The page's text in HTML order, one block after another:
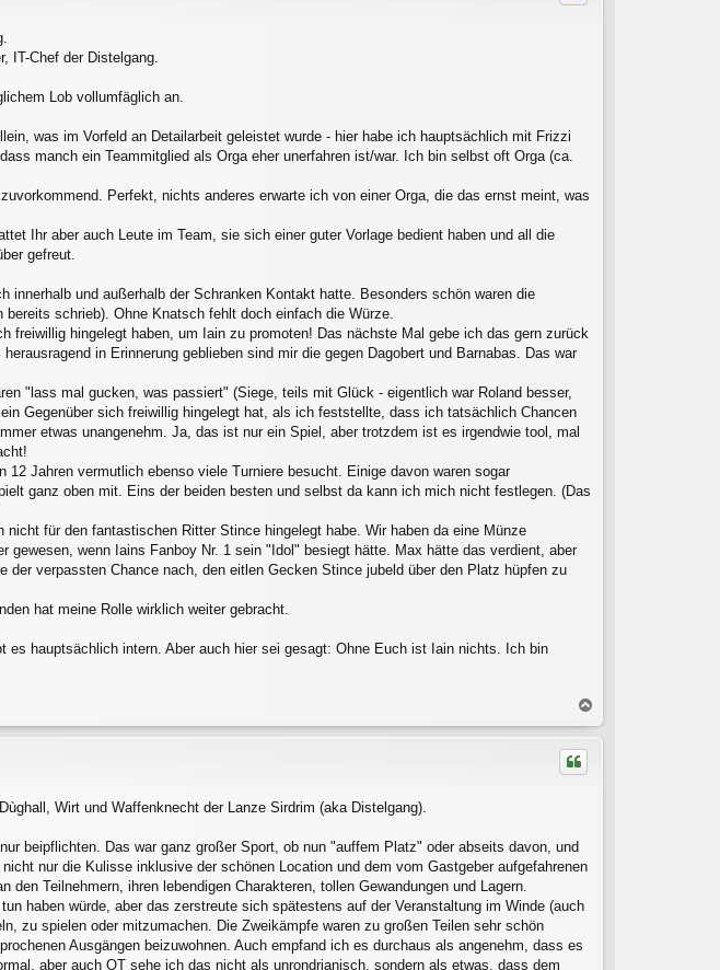
IT-Chef der Distelgang.
Lob vollumfäglich an.
was im Vorfeld an Detailarbeit geleistet wurde - hier habe ich hauptsächlich mit Frizzi
manch ein Teammitglied als Orga eher unerfahren ist/war. Ich bin selbst oft Orga (ca.
Perfekt, nichts anderes erwarte ich von einer Orga, die das ernst meint, was
Ihr aber auch Leute im Team, sie sich einer guter Vorlage bedient haben und all die
gefreut.
und außerhalb der Schranken Kontakt hatte. Besonders schön waren die
schrieb). Ohne Knatsch fehlt doch einfach die Würze.
freiwillig hingelegt haben, um Iain zu promoten! Das nächste Mal gebe ich das gern zurück
in Erinnerung geblieben sind mir die gegen Dagobert und Barnabas. Das war
"lass mal gucken, was passiert" (Siege, teils mit Glück - eigentlich war Roland besser,
Gegenüber sich freiwillig hingelegt hat, als ich feststellte, dass ich tatsächlich Chancen
etwas unangenehm. Ja, das ist nur ein Spiel, aber trotzdem ist es irgendwie tool, mal
Jahren vermutlich ebenso viele Turniere besucht. Einige davon waren sogar
ganz oben mit. Eins der beiden besten und selbst da kann ich mich nicht festlegen. (Das
für den fantastischen Ritter Stince hingelegt habe. Wir haben da eine Münze
gewesen, wenn Iains Fanboy Nr. 1 sein "Idol" besiegt hätte. Max hätte das verdient, aber
verpassten Chance nach, den eitlen Gecken Stince jubeld über den Platz hüpfen zu
hat meine Rolle wirklich weiter gebracht.
es hauptsächlich intern. Aber auch hier sei gesagt: Ohne Euch ist Iain nichts. Ich bin
a
c
Wirt und Waffenknecht der Lanze Sirdrim (aka Distelgang).
beipflichten. Das war ganz großer Sport, ob nun "auffem Platz" oder abseits davon, und
nur die Kulisse inklusive der schönen Location und dem vom Gastgeber aufgefahrenen
den Teilnehmern, ihren lebendigen Charakteren, tollen Gewandungen und Lagern.
haben würde, aber das zerstreute sich spätestens auf der Veranstaltung im Winde (auch
zu spielen oder mitzumachen. Die Zweikämpfe waren zu großen Teilen sehr schön
Ausgängen beizuwohnen. Auch empfand ich es durchaus als angenehm, dass es
aber auch OT sehe ich das nicht als unrondrianisch, sondern als etwas, dass dem